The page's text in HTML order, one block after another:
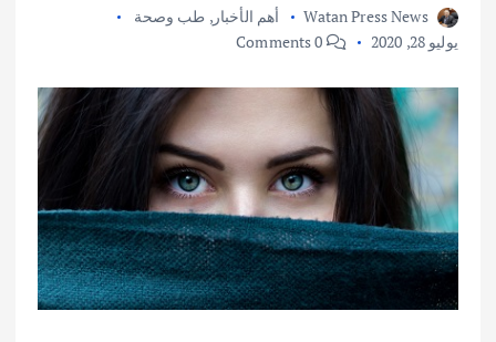
Watan Press News أهم الأخبار, طب وصحة
يوليو 28, 2020